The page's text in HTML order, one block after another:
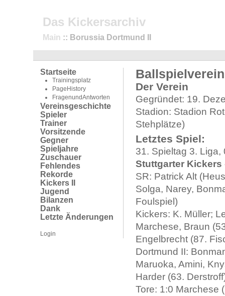
Das Kickersarchiv
Main :: Borussia Dortmund II
Startseite
Trainingsplatz
PageHistory
FragenundAntworten
Vereinsgeschichte
Spieler
Trainer
Vorsitzende
Gegner
Spieljahre
Zuschauer
Fehlendes
Rekorde
Kickers II
Jugend
Bilanzen
Dank
Letzte Änderungen
Login
Der Verein
Gegründet: 19.
Stadion: Stadion
Stehplätze)
Letztes Spiel:
31. Spieltag 3. Liga,
Stuttgarter Kickers
SR: Patrick Alt
Solga, Narey,
Foulspiel)
Kickers: K. Müller;
Marchese, Braun
Engelbrecht (87.
Dortmund II:
Maruoka, Amini,
Harder (63.
Tore: 1:0 Marchese